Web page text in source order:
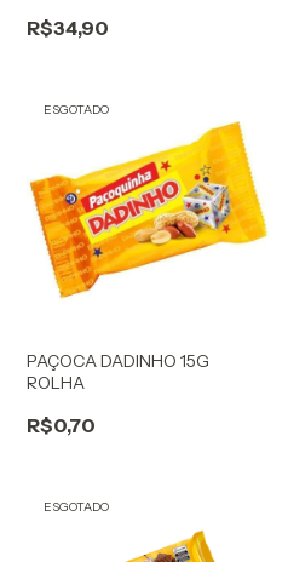
R$34,90
ESGOTADO
PAÇOCA DADINHO 15G
ROLHA
R$0,70
ESGOTADO